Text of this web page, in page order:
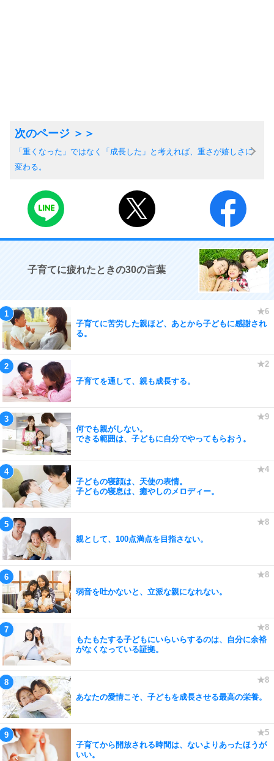
「重くなった」ではなく「成長した」と考えれば、重さが嬉しさに
変わる。
子育てに疲れたときの30の言葉
子育てに苦労した親ほど、あとから子どもに感謝され
る。
子育てを通して、親も成長する。
何でも親がしない。
できる範囲は、子どもに自分でやってもらおう。
子どもの寝顔は、天使の表情。
子どもの寝息は、癒やしのメロディー。
親として、100点満点を目指さない。
弱音を吐かないと、立派な親になれない。
もたもたする子どもにいらいらするのは、自分に余裕
がなくなっている証拠。
あなたの愛情こそ、子どもを成長させる最高の栄養。
子育てから開放される時間は、ないよりあったほうが
いい。